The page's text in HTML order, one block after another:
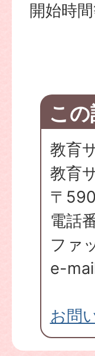
開始時
こ
教育
教育
〒
電話
ファ
e-
お問